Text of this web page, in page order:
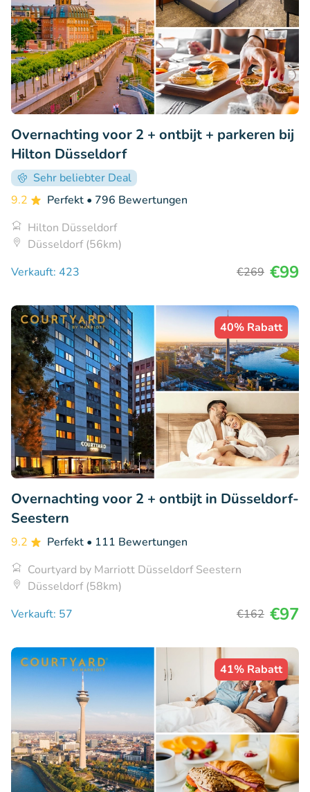
Overnachting voor 2 + ontbijt + parkeren bij
Hilton Düsseldorf
Sehr beliebter Deal
9.2
Perfekt • 796 Bewertungen
Hilton Düsseldorf
Düsseldorf (56km)
Verkauft: 423
€269 €99
40% Rabatt
Overnachting voor 2 + ontbijt in Düsseldorf-
Seestern
9.2 Perfekt • 111 Bewertungen
Courtyard by Marriott Düsseldorf Seestern
Düsseldorf (58km)
Verkauft: 57
€162 €97
41% Rabatt